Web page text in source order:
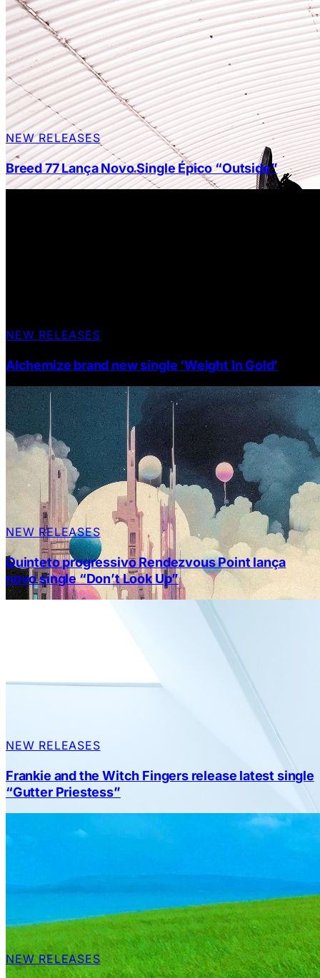
NEW RELEASES
Breed 77 Lança Novo Single Épico “Outside”
NEW RELEASES
Alchemize brand new single ‘Weight In Gold’
NEW RELEASES
Quinteto progressivo Rendezvous Point lança
novo single “Don’t Look Up”
NEW RELEASES
Frankie and the Witch Fingers release latest single
“Gutter Priestess”
NEW RELEASES